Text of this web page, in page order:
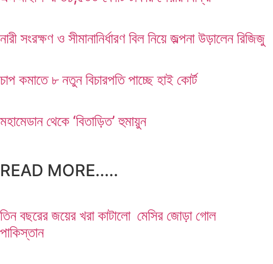
নারী সংরক্ষণ ও সীমানানির্ধারণ বিল নিয়ে জল্পনা উড়ালেন রিজিজু
চাপ কমাতে ৮ নতুন বিচারপতি পাচ্ছে হাই কোর্ট
মহামেডান থেকে ‘বিতাড়িত’ হুমায়ুন
READ MORE.....
তিন বছরের জয়ের খরা কাটালো
পাকিস্তান
মেসির জোড়া গোল